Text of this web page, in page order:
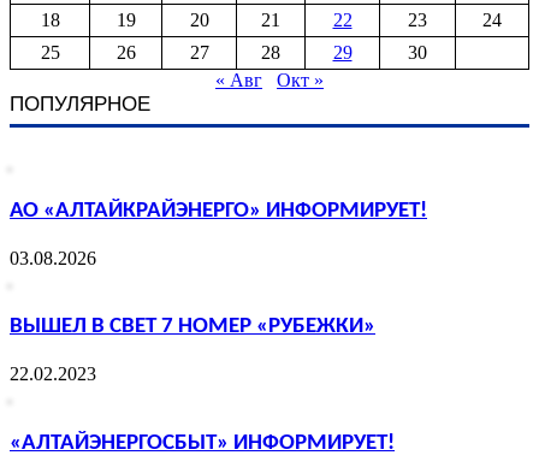
18
19 20 21 22 23
24
25
26 27 28 29
30
« Авг
Окт »
ПОПУЛЯРНОЕ
АО «АЛТАЙКРАЙЭНЕРГО» ИНФОРМИРУЕТ!
03.08.2026
ВЫШЕЛ В СВЕТ 7 НОМЕР «РУБЕЖКИ»
22.02.2023
«АЛТАЙЭНЕРГОСБЫТ» ИНФОРМИРУЕТ!